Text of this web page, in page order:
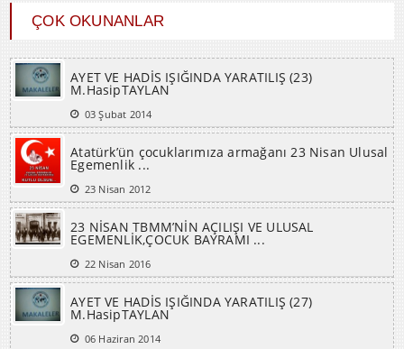
ÇOK OKUNANLAR
AYET VE HADİS IŞIĞINDA YARATILIŞ (23)
M.HasipTAYLAN
03 Şubat 2014
Atatürk’ün çocuklarımıza armağanı 23 Nisan Ulusal
Egemenlik ...
23 Nisan 2012
23 NİSAN TBMM’NİN AÇILIŞI VE ULUSAL
EGEMENLİK,ÇOCUK BAYRAMI ...
22 Nisan 2016
AYET VE HADİS IŞIĞINDA YARATILIŞ (27)
M.HasipTAYLAN
06 Haziran 2014